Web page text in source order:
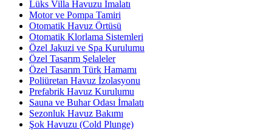
Lüks Villa Havuzu İmalatı
Motor ve Pompa Tamiri
Otomatik Havuz Örtüsü
Otomatik Klorlama Sistemleri
Özel Jakuzi ve Spa Kurulumu
Özel Tasarım Şelaleler
Özel Tasarım Türk Hamamı
Poliüretan Havuz İzolasyonu
Prefabrik Havuz Kurulumu
Sauna ve Buhar Odası İmalatı
Sezonluk Havuz Bakımı
Şok Havuzu (Cold Plunge)